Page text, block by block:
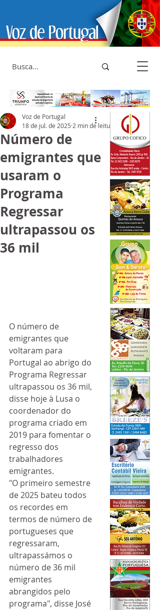
Número de
emigrantes que
usaram o
Programa
Regressar
ultrapassou os
36 mil
Voz de Portugal
18 de jul. de 2025 2 min de leitura
O número de
emigrantes que
voltaram para
Portugal ao abrigo do
Programa Regressar
ultrapassou os 36 mil,
disse hoje à Lusa o
coordenador do
programa criado em
2019 para fomentar o
regresso dos
trabalhadores
emigrantes.
"O primeiro semestre
de 2025 bateu todos
os recordes em
termos de número de
portugueses que
regressaram,
ultrapassámos o
número de 36 mil
emigrantes
abrangidos pelo
programa", disse José